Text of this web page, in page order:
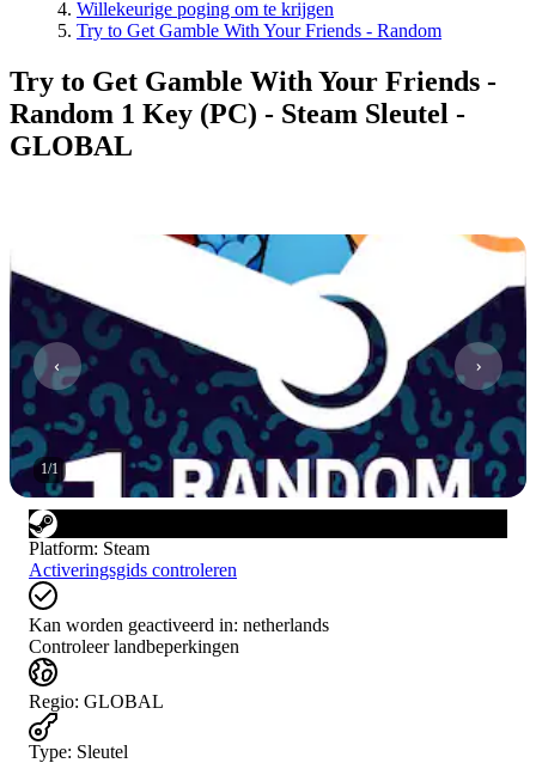
Willekeurige poging om te krijgen
Try to Get Gamble With Your Friends - Random
Try to Get Gamble With Your Friends -
Random 1 Key (PC) - Steam Sleutel -
GLOBAL
1/1
Platform: Steam
Activeringsgids controleren
Kan worden geactiveerd in: netherlands
Controleer landbeperkingen
Regio: GLOBAL
Type: Sleutel